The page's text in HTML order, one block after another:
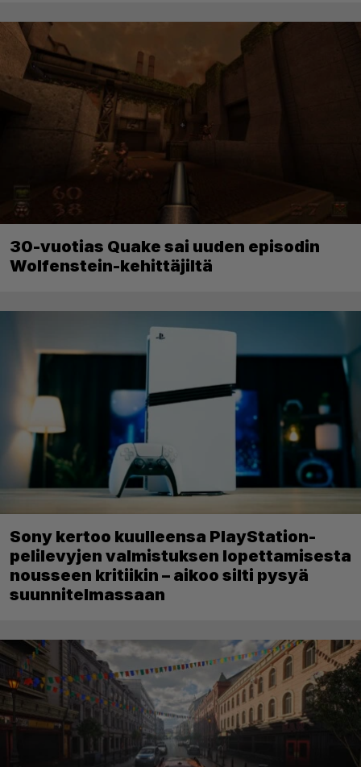
30-vuotias Quake sai uuden episodin
Wolfenstein-kehittäjiltä
Sony kertoo kuulleensa PlayStation-
pelilevyjen valmistuksen lopettamisesta
nousseen kritiikin – aikoo silti pysyä
suunnitelmassaan